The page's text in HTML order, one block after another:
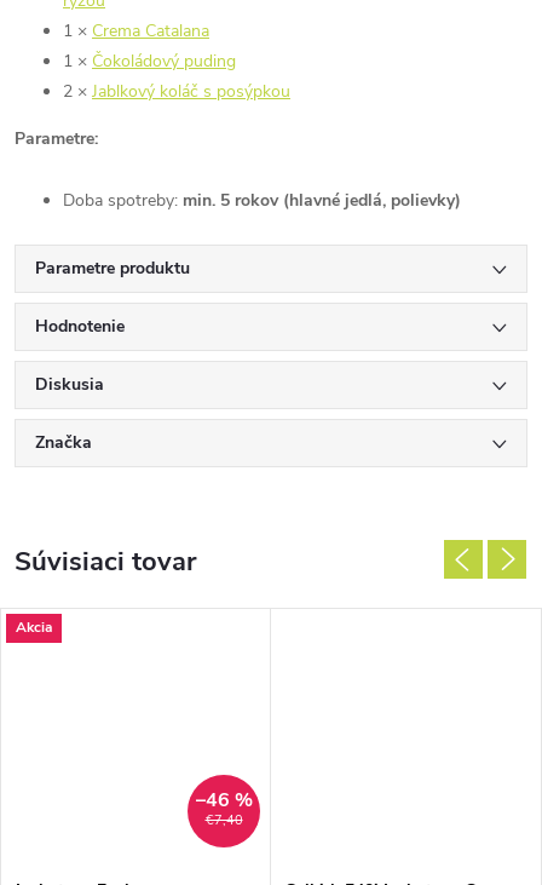
1 × Crema Catalana
1 × Čokoládový puding
2 × Jablkový koláč s posýpkou
Parametre:
Doba spotreby: min. 5 rokov (hlavné jedlá, polievky)
Parametre produktu
Hodnotenie
Diskusia
Značka
Súvisiaci tovar
Akcia
€7,40
–46 %